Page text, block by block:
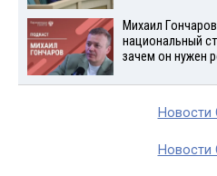
Михаил
национальный
зачем он нужен